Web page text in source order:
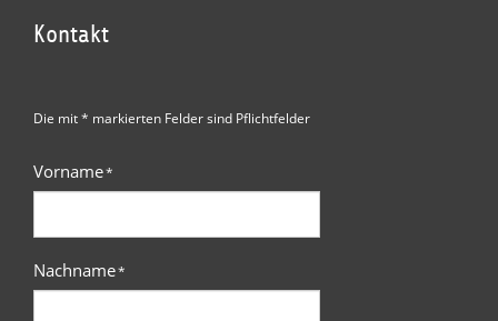
Kontakt
Die mit * markierten Felder sind Pflichtfelder
Vorname*
Nachname*